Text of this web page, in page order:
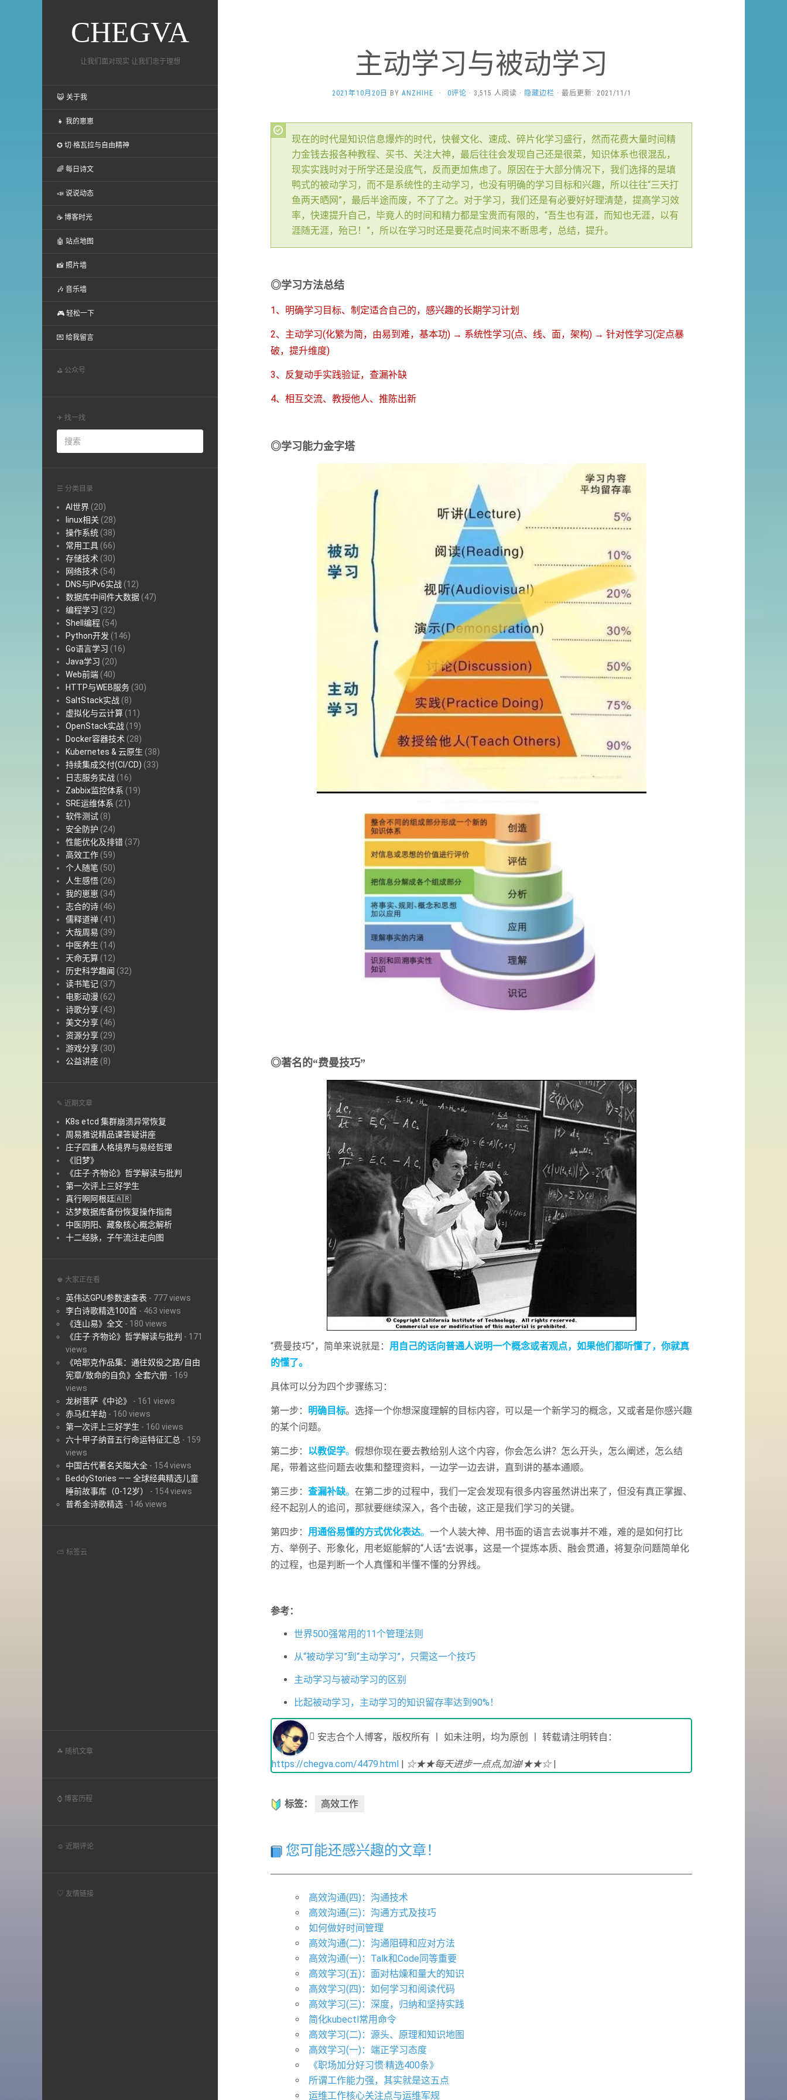
CHEGVA
让我们面对现实 让我们忠于理想
😺 关于我
👧 我的崽崽
✪ 切·格瓦拉与自由精神
🌈 每日诗文
📣 说说动态
☕ 博客时光
🤖 站点地图
📸 照片墙
🎶 音乐墙
🎮 轻松一下
💌 给我留言
⛳ 公众号
✈ 找一找
☰ 分类目录
AI世界 (20)
linux相关 (28)
操作系统 (38)
常用工具 (66)
存储技术 (30)
网络技术 (54)
DNS与IPv6实战 (12)
数据库中间件大数据 (47)
编程学习 (32)
Shell编程 (54)
Python开发 (146)
Go语言学习 (16)
Java学习 (20)
Web前端 (40)
HTTP与WEB服务 (30)
SaltStack实战 (8)
虚拟化与云计算 (11)
OpenStack实战 (19)
Docker容器技术 (28)
Kubernetes & 云原生 (38)
持续集成交付(CI/CD) (33)
日志服务实战 (16)
Zabbix监控体系 (19)
SRE运维体系 (21)
软件测试 (8)
安全防护 (24)
性能优化及排错 (37)
高效工作 (59)
个人随笔 (50)
人生感悟 (26)
我的崽崽 (34)
志合的诗 (46)
儒释道禅 (41)
大哉周易 (39)
中医养生 (14)
天命无算 (12)
历史科学趣闻 (32)
读书笔记 (37)
电影动漫 (62)
诗歌分享 (43)
美文分享 (46)
资源分享 (29)
游戏分享 (30)
公益讲座 (8)
✎ 近期文章
K8s etcd 集群崩溃异常恢复
周易雅说精品课答疑讲座
庄子四重人格境界与易经哲理
《旧梦》
《庄子·齐物论》哲学解读与批判
第一次评上三好学生
真行啊阿根廷🇦🇷
达梦数据库备份恢复操作指南
中医阴阳、藏象核心概念解析
十二经脉，子午流注走向图
♚ 大家正在看
英伟达GPU参数速查表 - 777 views
李白诗歌精选100首 - 463 views
《连山易》全文 - 180 views
《庄子·齐物论》哲学解读与批判 - 171
views
《哈耶克作品集：通往奴役之路/自由
宪章/致命的自负》全套六册 - 169
views
龙树菩萨《中论》
- 161 views
赤马红羊劫 - 160 views
第一次评上三好学生 - 160 views
六十甲子纳音五行命运特征汇总 - 159
views
中国古代著名关隘大全 - 154 views
BeddyStories —— 全球经典精选儿童
睡前故事库（0-12岁）
- 154 views
普希金诗歌精选 - 146 views
⛅ 标签云
☘ 随机文章
⌚ 博客历程
☺ 近期评论
♡ 友情链接
主动学习与被动学习
2021年10月20日 BY ANZHIHE · 0评论 · 3,515 人阅读 · 隐藏边栏 · 最后更新: 2021/11/1
现在的时代是知识信息爆炸的时代，快餐文化、速成、碎片化学习盛行，然而花费大量时间精
力金钱去报各种教程、买书、关注大神，最后往往会发现自己还是很菜，知识体系也很混乱，
现实实践时对于所学还是没底气，反而更加焦虑了。原因在于大部分情况下，我们选择的是填
鸭式的被动学习，而不是系统性的主动学习，也没有明确的学习目标和兴趣，所以往往“三天打
鱼两天晒网”，最后半途而废，不了了之。对于学习，我们还是有必要好好理清楚，提高学习效
率，快速提升自己，毕竟人的时间和精力都是宝贵而有限的，“吾生也有涯，而知也无涯，以有
涯随无涯，殆已！”，所以在学习时还是要花点时间来不断思考，总结，提升。
◎学习方法总结
1、明确学习目标、制定适合自己的，感兴趣的长期学习计划
2、主动学习(化繁为简， 由易到难，基本功) → 系统性学习(点、线、面，架构) → 针对性学习(定点暴
破，提升维度)
3、反复动手实践验证，查漏补缺
4、相互交流、教授他人、推陈出新
◎学习能力金字塔
◎著名的“费曼技巧”
“费曼技巧”，简单来说就是： 用自己的话向普通人说明一个概念或者观点，如果他们都听懂了，你就真
的懂了。
具体可以分为四个步骤练习：
第一步： 明确目标。选择一个你想深度理解的目标内容，可以是一个新学习的概念，又或者是你感兴趣
的某个问题。
第二步： 以教促学。 假想你现在要去教给别人这个内容，你会怎么讲？怎么开头，怎么阐述，怎么结
尾，带着这些问题去收集和整理资料，一边学一边去讲，直到讲的基本通顺。
第三步： 查漏补缺。 在第二步的过程中，我们一定会发现有很多内容虽然讲出来了，但没有真正掌握、
经不起别人的追问，那就要继续深入，各个击破，这正是我们学习的关键。
第四步： 用通俗易懂的方式优化表达。 一个人装大神、用书面的语言去说事并不难，难的是如何打比
方、举例子、形象化，用老妪能解的“人话”去说事，这是一个提炼本质、融会贯通，将复杂问题简单化
的过程，也是判断一个人真懂和半懂不懂的分界线。
参考：
世界500强常用的11个管理法则
从“被动学习”到“主动学习”，只需这一个技巧
主动学习与被动学习的区别
比起被动学习，主动学习的知识留存率达到90%！
安志合个人博客，版权所有 丨 如未注明，均为原创 丨 转载请注明转自：
https://chegva.com/4479.html | ☆★★每天进步一点点,加油!★★☆|
标签： 高效工作
您可能还感兴趣的文章！
高效沟通(四)：沟通技术
高效沟通(三)：沟通方式及技巧
如何做好时间管理
高效沟通(二)：沟通阻碍和应对方法
高效沟通(一)：Talk和Code同等重要
高效学习(五)：面对枯燥和量大的知识
高效学习(四)：如何学习和阅读代码
高效学习(三)：深度，归纳和坚持实践
简化kubectl常用命令
高效学习(二)：源头、原理和知识地图
高效学习(一)：端正学习态度
《职场加分好习惯·精选400条》
所谓工作能力强，其实就是这五点
运维工作核心关注点与运维军规